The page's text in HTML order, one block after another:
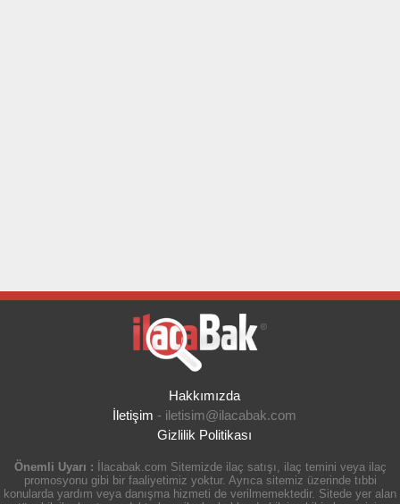
Hakkımızda
İletişim - iletisim@ilacabak.com
Gizlilik Politikası
Önemli Uyarı : İlacabak.com Sitemizde ilaç satışı, ilaç temini veya ilaç
promosyonu gibi bir faaliyetimiz yoktur. Ayrıca sitemiz üzerinde tıbbi
konularda yardım veya danışma hizmeti de verilmemektedir. Sitede yer alan